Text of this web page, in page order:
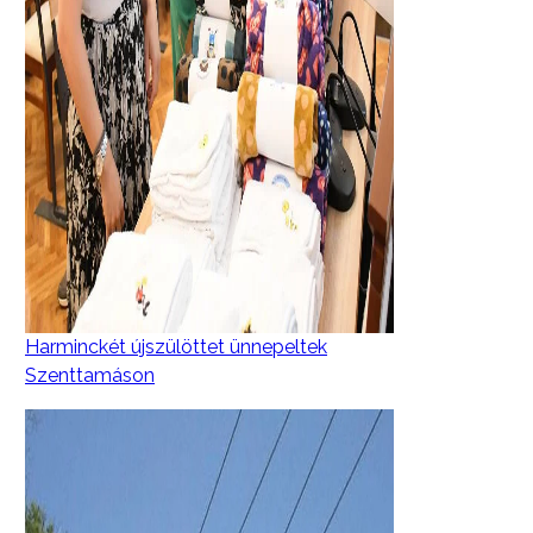
Harminckét újszülöttet ünnepeltek
Szenttamáson